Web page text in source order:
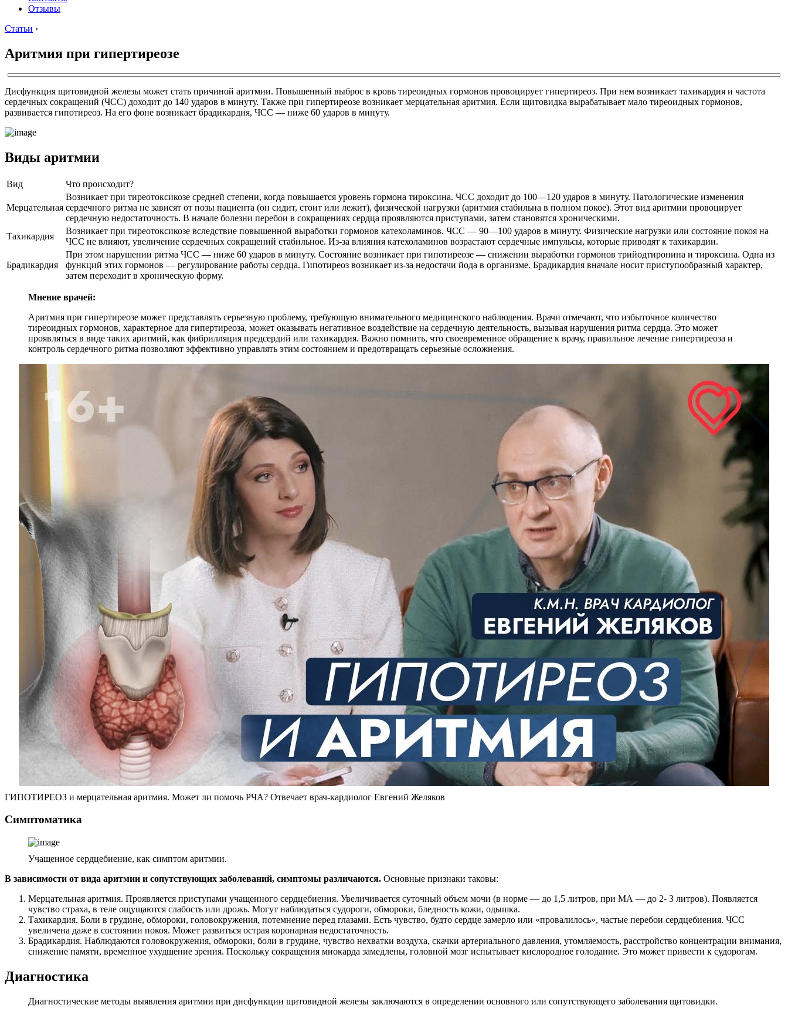
Отзывы
Статьи ›
Аритмия при гипертиреозе
Дисфункция щитовидной железы может стать причиной аритмии. Повышенный выброс в кровь тиреоидных гормонов провоцирует гипертиреоз. При нем возникает тахикардия и частота
сердечных сокращений (ЧСС) доходит до 140 ударов в минуту. Также при гипертиреозе возникает мерцательная аритмия. Если щитовидка вырабатывает мало тиреоидных гормонов,
развивается гипотиреоз. На его фоне возникает брадикардия, ЧСС — ниже 60 ударов в минуту.
Виды аритмии
Вид Что происходит?
Мерцательная
Возникает при тиреотоксикозе средней степени, когда повышается уровень гормона тироксина. ЧСС доходит до 100—120 ударов в минуту. Патологические изменения
сердечного ритма не зависят от позы пациента (он сидит, стоит или лежит), физической нагрузки (аритмия стабильна в полном покое). Этот вид аритмии провоцирует
сердечную недостаточность. В начале болезни перебои в сокращениях сердца проявляются приступами, затем становятся хроническими.
Тахикардия
Возникает при тиреотоксикозе вследствие повышенной выработки гормонов катехоламинов. ЧСС — 90—100 ударов в минуту. Физические нагрузки или состояние покоя на
ЧСС не влияют, увеличение сердечных сокращений стабильное. Из-за влияния катехоламинов возрастают сердечные импульсы, которые приводят к тахикардии.
Брадикардия
При этом нарушении ритма ЧСС — ниже 60 ударов в минуту. Состояние возникает при гипотиреозе — снижении выработки гормонов трийодтиронина и тироксина. Одна из
функций этих гормонов — регулирование работы сердца. Гипотиреоз возникает из-за недостачи йода в организме. Брадикардия вначале носит приступообразный характер,
затем переходит в хроническую форму.
Мнение врачей:
Аритмия при гипертиреозе может представлять серьезную проблему, требующую внимательного медицинского наблюдения. Врачи отмечают, что избыточное количество
тиреоидных гормонов, характерное для гипертиреоза, может оказывать негативное воздействие на сердечную деятельность, вызывая нарушения ритма сердца. Это может
проявляться в виде таких аритмий, как фибрилляция предсердий или тахикардия. Важно помнить, что своевременное обращение к врачу, правильное лечение гипертиреоза и
контроль сердечного ритма позволяют эффективно управлять этим состоянием и предотвращать серьезные осложнения.
ГИПОТИРЕОЗ и мерцательная аритмия. Может ли помочь РЧА? Отвечает врач-кардиолог Евгений Желяков
Симптоматика
Учащенное сердцебиение, как симптом аритмии.
В зависимости от вида аритмии и сопутствующих заболеваний, симптомы различаются. Основные признаки таковы:
Мерцательная аритмия. Проявляется приступами учащенного сердцебиения. Увеличивается суточный объем мочи (в норме — до 1,5 литров, при МА — до 2- 3 литров). Появляется
чувство страха, в теле ощущаются слабость или дрожь. Могут наблюдаться судороги, обмороки, бледность кожи, одышка.
Тахикардия. Боли в грудине, обмороки, головокружения, потемнение перед глазами. Есть чувство, будто сердце замерло или «провалилось», частые перебои сердцебиения. ЧСС
увеличена даже в состоянии покоя. Может развиться острая коронарная недостаточность.
Брадикардия. Наблюдаются головокружения, обмороки, боли в грудине, чувство нехватки воздуха, скачки артериального давления, утомляемость, расстройство концентрации внимания,
снижение памяти, временное ухудшение зрения. Поскольку сокращения миокарда замедлены, головной мозг испытывает кислородное голодание. Это может привести к судорогам.
Диагностика
Диагностические методы выявления аритмии при дисфункции щитовидной железы заключаются в определении основного или сопутствующего заболевания щитовидки.